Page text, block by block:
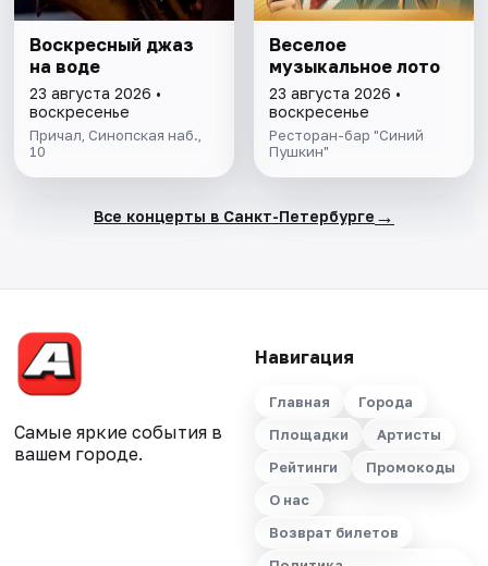
Воскресный джаз
на воде
23 августа 2026 •
воскресенье
Причал, Синопская наб.,
10
Веселое
музыкальное лото
23 августа 2026 •
воскресенье
Ресторан-бар "Синий
Пушкин"
Все концерты в Санкт-Петербурге →
Самые яркие события в
вашем городе.
Навигация
Главная
Города
Площадки
Артисты
Рейтинги
Промокоды
О нас
Возврат билетов